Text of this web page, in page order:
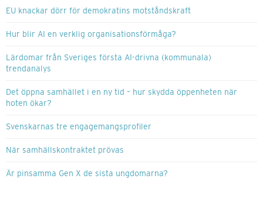
EU knackar dörr för demokratins motståndskraft
Hur blir AI en verklig organisationsförmåga?
Lärdomar från Sveriges första AI-drivna (kommunala)
trendanalys
Det öppna samhället i en ny tid – hur skydda öppenheten när
hoten ökar?
Svenskarnas tre engagemangsprofiler
När samhällskontraktet prövas
Är pinsamma Gen X de sista ungdomarna?